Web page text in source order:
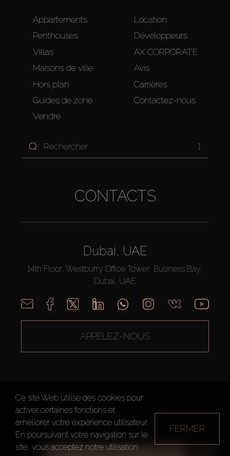
Appartements
Penthouses
Villas
Maisons de ville
Hors plan
Guides de zone
Vendre
Location
Développeurs
AX CORPORATE
Avis
Carrières
Contactez-nous
1
CONTACTS
Dubai, UAE
14th Floor, Westburry Office Tower, Business Bay,
Dubai, UAE
APPELEZ-NOUS
AX CAPITAL ©2026 Tous droits réservés
Conditions d'utilisation
Politique de confidentialité Plan du site
Ce site Web utilise des cookies pour
activer certaines fonctions et
améliorer votre expérience utilisateur.
En poursuivant votre navigation sur le
site, vous acceptez notre utilisation
FERMER